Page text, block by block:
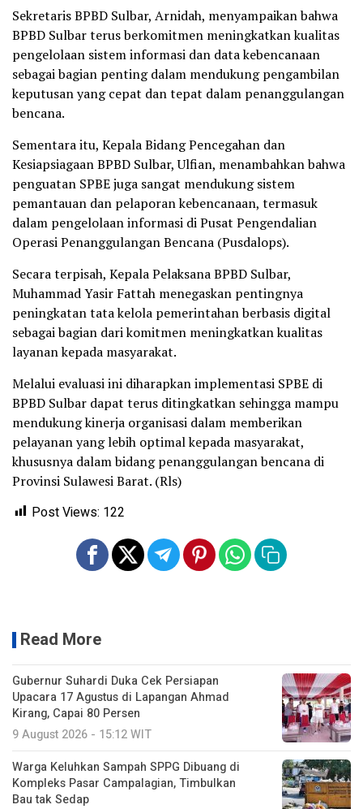
Sekretaris BPBD Sulbar, Arnidah, menyampaikan bahwa
BPBD Sulbar terus berkomitmen meningkatkan kualitas
pengelolaan sistem informasi dan data kebencanaan
sebagai bagian penting dalam mendukung pengambilan
keputusan yang cepat dan tepat dalam penanggulangan
bencana.
Sementara itu, Kepala Bidang Pencegahan dan
Kesiapsiagaan BPBD Sulbar, Ulfian, menambahkan bahwa
penguatan SPBE juga sangat mendukung sistem
pemantauan dan pelaporan kebencanaan, termasuk
dalam pengelolaan informasi di Pusat Pengendalian
Operasi Penanggulangan Bencana (Pusdalops).
Secara terpisah, Kepala Pelaksana BPBD Sulbar,
Muhammad Yasir Fattah menegaskan pentingnya
peningkatan tata kelola pemerintahan berbasis digital
sebagai bagian dari komitmen meningkatkan kualitas
layanan kepada masyarakat.
Melalui evaluasi ini diharapkan implementasi SPBE di
BPBD Sulbar dapat terus ditingkatkan sehingga mampu
mendukung kinerja organisasi dalam memberikan
pelayanan yang lebih optimal kepada masyarakat,
khususnya dalam bidang penanggulangan bencana di
Provinsi Sulawesi Barat. (Rls)
Post Views: 122
Read More
Gubernur Suhardi Duka Cek Persiapan
Upacara 17 Agustus di Lapangan Ahmad
Kirang, Capai 80 Persen
9 August 2026 - 15:12 WIT
Warga Keluhkan Sampah SPPG Dibuang di
Kompleks Pasar Campalagian, Timbulkan
Bau tak Sedap